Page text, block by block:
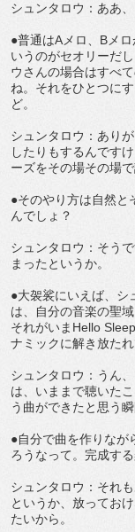
シュンタロウ：ああ
●普通はAメロ、Bメ
いうのがセオリーだ
ウさんの場合はすべ
ね。それをひとつに
ど。
シュンタロウ：あり
したりもするんです
ーズをその場その場
●そのやり方は自然と
んでしょ？
シュンタロウ：そう
まったというか。
●大袈裟にいえば、シ
は、自分の音楽の聖
それがいまHello
ナミックに解き放た
シュンタロウ：うん
は、いままで聴いた
う曲ができたと思う
●自分で曲を作りなが
ろうなって。完成す
シュンタロウ：それ
というか、放ってお
たいから。